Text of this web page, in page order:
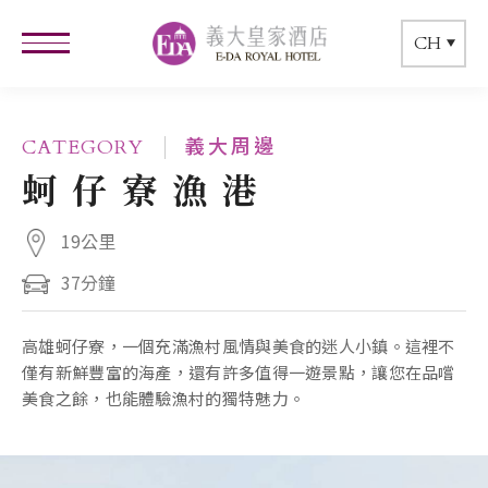
CATEGORY 義大周邊
蚵仔寮漁港
19公里
37分鐘
高雄蚵仔寮，一個充滿漁村風情與美食的迷人小鎮。這裡不
僅有新鮮豐富的海產，還有許多值得一遊景點，讓您在品嚐
美食之餘，也能體驗漁村的獨特魅力。
CH